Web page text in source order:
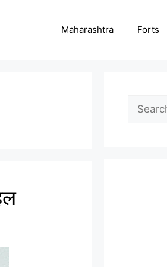
Maharashtra Forts
Search
for: